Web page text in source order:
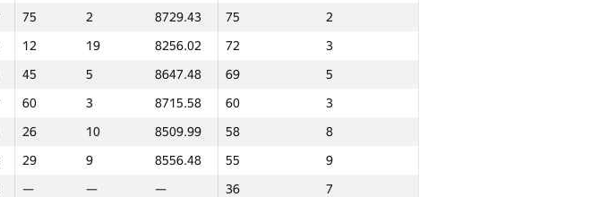
75 2 8729.43 75
2
12 19 8256.02 72
3
45 5 8647.48 69
5
60 3 8715.58 60
3
26 10 8509.99 58
8
29 9 8556.48 55
9
— — — 36
7